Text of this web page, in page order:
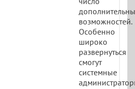
возможностей.
Особенно
широко
развернуться
смогут
системные